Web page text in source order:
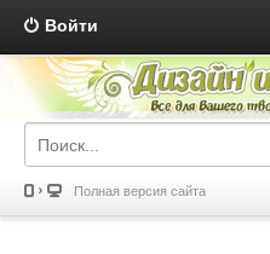
Войти
Полная версия сайта